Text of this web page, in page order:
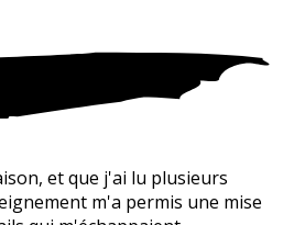
et que j'ai lu plusieurs
m'a permis une mise